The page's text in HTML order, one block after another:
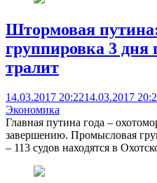
Штормовая
группировка 3 дня
тралит
14.03.2017 20:2214.03.2017
Экономика
Главная путина года –
завершению. Промысловая
– 113 судов находятся в